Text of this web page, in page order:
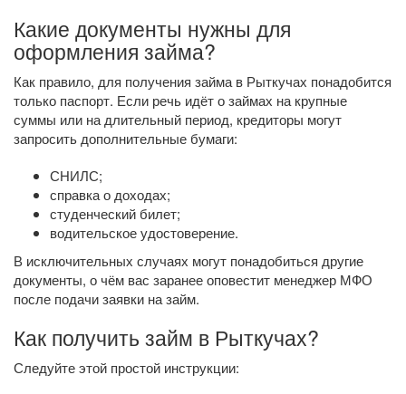
Какие документы нужны для
оформления займа?
Как правило, для получения займа в Рыткучах понадобится
только паспорт. Если речь идёт о займах на крупные
суммы или на длительный период, кредиторы могут
запросить дополнительные бумаги:
СНИЛС;
справка о доходах;
студенческий билет;
водительское удостоверение.
В исключительных случаях могут понадобиться другие
документы, о чём вас заранее оповестит менеджер МФО
после подачи заявки на займ.
Как получить займ в Рыткучах?
Следуйте этой простой инструкции: